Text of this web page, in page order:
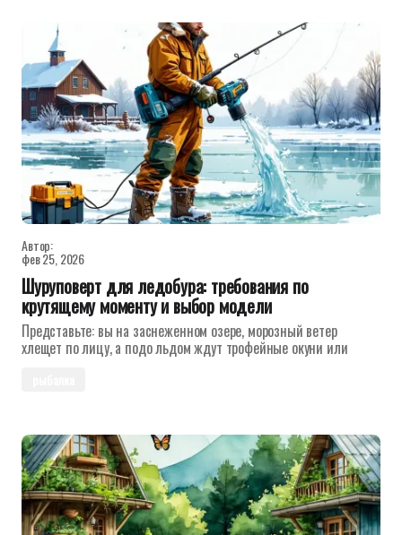
Автор:
фев 25, 2026
Шуруповерт для ледобура: требования по
крутящему моменту и выбор модели
Представьте: вы на заснеженном озере, морозный ветер
хлещет по лицу, а подо льдом ждут трофейные окуни или